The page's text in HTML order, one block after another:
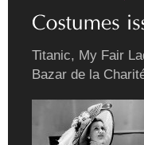
Titanic, My Fair
Bazar de la